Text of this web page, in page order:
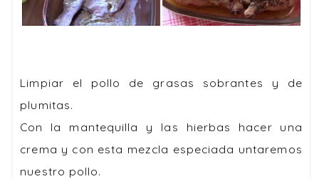
Limpiar el pollo de grasas sobrantes y de
plumitas.
Con la mantequilla y las hierbas hacer una
crema y con esta mezcla especiada untaremos
nuestro pollo.